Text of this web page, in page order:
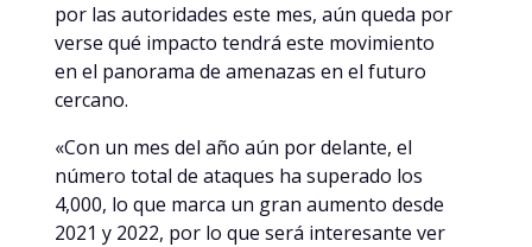
por las autoridades este mes, aún queda por
verse qué impacto tendrá este movimiento
en el panorama de amenazas en el futuro
cercano.
«Con un mes del año aún por delante, el
número total de ataques ha superado los
4,000, lo que marca un gran aumento desde
2021 y 2022, por lo que será interesante ver